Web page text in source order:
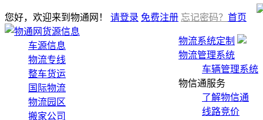
您好，欢迎来到物通网！ 请登录 免费注册 忘记密码？
物流系统定制
物流管理系统
车辆管理系统
物信通服务
了解物信通
线路竞价
首页
货源信息
车源信息
物流专线
整车货运
国际物流
物流园区
搬家公司